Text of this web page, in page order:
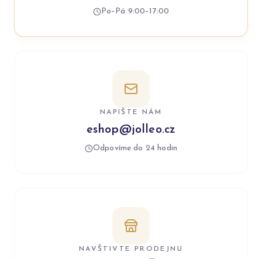
Po–Pá 9:00–17:00
NAPIŠTE NÁM
eshop@jolleo.cz
Odpovíme do 24 hodin
NAVŠTIVTE PRODEJNU